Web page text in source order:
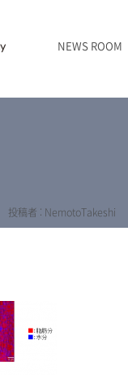
NEWS ROOM
投稿者 : NemotoTakeshi